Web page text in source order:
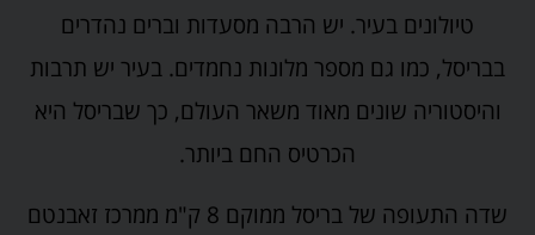
טיולונים בעיר. יש הרבה מסעדות וברים נהדרים
בבריסל, כמו גם מספר מלונות נחמדים. בעיר יש תרבות
והיסטוריה שונים מאוד משאר העולם, כך שבריסל היא
הכרטיס החם ביותר.
שדה התעופה של בריסל ממוקם 8 ק"מ ממרכז זאבנטם